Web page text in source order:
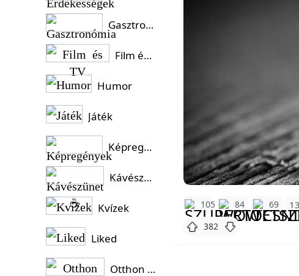
105 84 69
382
Gasztronómia
Film és TV
Humor
Játék
Képregények
Kávészünet ☕
Kvízek
Liked
Otthon és Kert